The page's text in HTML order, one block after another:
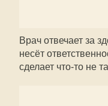
Врач отвечает за
несёт
сделает что-то не